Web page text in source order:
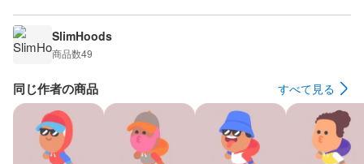
SlimHoods
商品数49
同じ作者の商品 すべて見る